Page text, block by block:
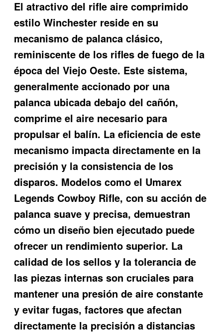
El atractivo del rifle aire comprimido
estilo Winchester reside en su
mecanismo de palanca clásico,
reminiscente de los rifles de fuego de la
época del Viejo Oeste. Este sistema,
generalmente accionado por una
palanca ubicada debajo del cañón,
comprime el aire necesario para
propulsar el balín. La eficiencia de este
mecanismo impacta directamente en la
precisión y la consistencia de los
disparos. Modelos como el Umarex
Legends Cowboy Rifle, con su acción de
palanca suave y precisa, demuestran
cómo un diseño bien ejecutado puede
ofrecer un rendimiento superior. La
calidad de los sellos y la tolerancia de
las piezas internas son cruciales para
mantener una presión de aire constante
y evitar fugas, factores que afectan
directamente la precisión a distancias